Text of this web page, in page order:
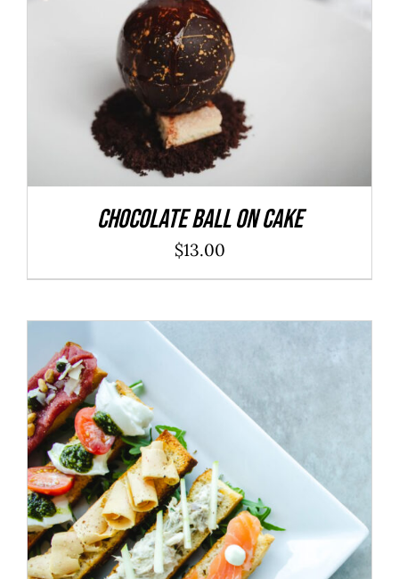
Chocolate Ball On Cake
$13.00
ADD TO CART / DÉTAILS